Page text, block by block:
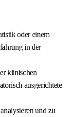
oder einem
in der
klinischen
ausgerichtete
und zu